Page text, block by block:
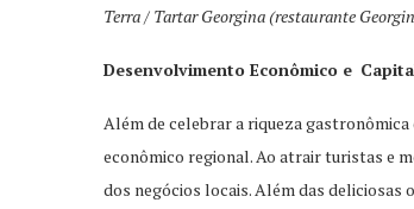
Terra / Tartar Georgina (restaurante
Desenvolvimento Econômico e
Além de celebrar a riqueza
econômico regional. Ao atrair turistas e
dos negócios locais. Além das